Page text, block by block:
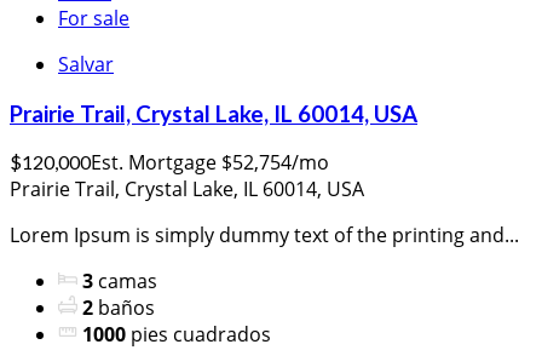
For sale
Salvar
Prairie Trail, Crystal Lake, IL 60014, USA
$120,000Est. Mortgage $52,754/mo
Prairie Trail, Crystal Lake, IL 60014, USA
Lorem Ipsum is simply dummy text of the printing and...
3 camas
2 baños
1000 pies cuadrados